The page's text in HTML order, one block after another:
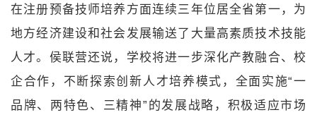
在注册预备技师培养方面连续三年位居全省第一，为
地方经济建设和社会发展输送了大量高素质技术技能
人才。侯联营还说，学校将进一步深化产教融合、校
企合作，不断探索创新人才培养模式，全面实施“一
品牌、两特色、三精神”的发展战略，积极适应市场